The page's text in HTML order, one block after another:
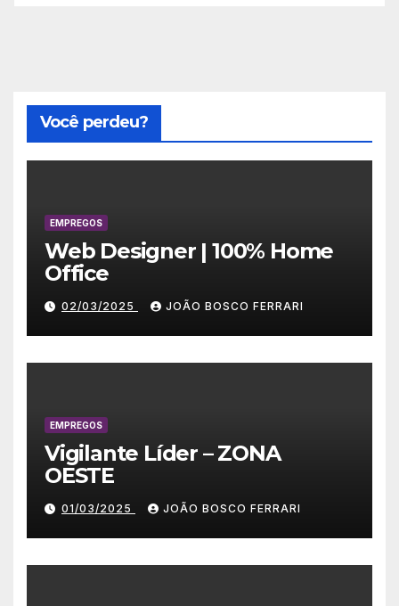
Você perdeu?
EMPREGOS
Web Designer | 100% Home
Office
02/03/2025 JOÃO BOSCO FERRARI
EMPREGOS
Vigilante Líder – ZONA
OESTE
01/03/2025 JOÃO BOSCO FERRARI